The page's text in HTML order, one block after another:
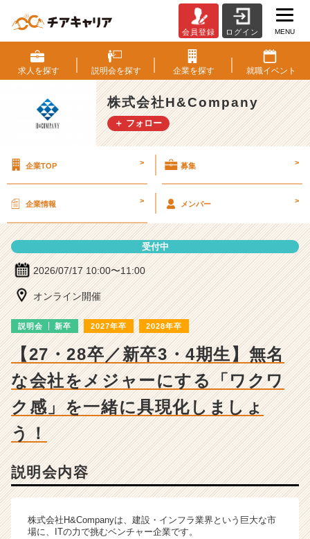
式
会
社
H
&
C
a
の
説
明
会
ベ
チ
ャ
ー・
成
長
ス
ウ
ト
会員登録 ログイン MENU
求人を探す 説明会を探す 企業を探す 就職イベント
株式会社H&Company
＋ フォロー
企業TOP > 募集 >
企業情報 > メンバー >
受付中
2026/07/17 10:00〜11:00
オンライン開催
説明会 新卒 2027年卒 2028年卒
【27・28卒／新卒3・4期生】無名
な会社をメジャーにする「ワクワ
ク感」を一緒に具現化しましょ
う！
説明会内容
株式会社H&Companyは、建設・インフラ業界という巨大な市
場に、ITの力で挑むベンチャー企業です。